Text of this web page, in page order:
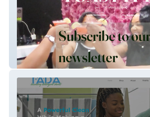
Toast It IZ